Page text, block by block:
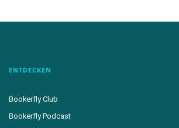
ENTDECKEN
Bookerfly Club
Bookerfly Podcast